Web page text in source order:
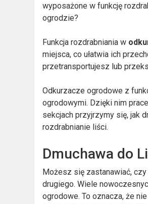
wyposażone w funkcję
ogrodzie?
Funkcja rozdrabniania w
miejsca, co ułatwia ich
przetransportujesz lub
Odkurzacze ogrodowe z
ogrodowymi. Dzięki nim
sekcjach przyjrzymy się, jak
rozdrabnianie liści.
Dmuchawa do
Możesz się zastanawiać, czy
drugiego. Wiele
ogrodowe. To oznacza, że